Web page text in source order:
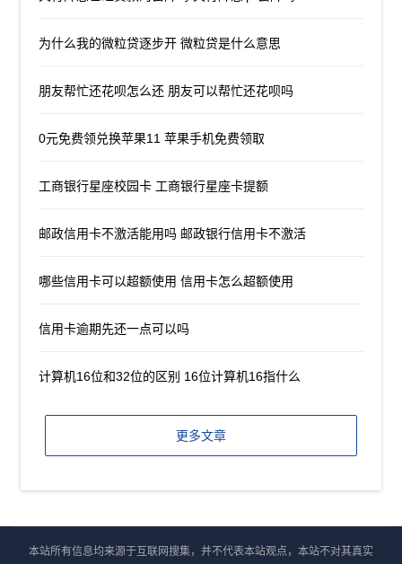
为什么我的微粒贷逐步开 微粒贷是什么意思
朋友帮忙还花呗怎么还 朋友可以帮忙还花呗吗
0元免费领兑换苹果11 苹果手机免费领取
工商银行星座校园卡 工商银行星座卡提额
邮政信用卡不激活能用吗 邮政银行信用卡不激活
哪些信用卡可以超额使用 信用卡怎么超额使用
信用卡逾期先还一点可以吗
计算机16位和32位的区别 16位计算机16指什么
更多文章
本站所有信息均来源于互联网搜集，并不代表本站观点，本站不对其真实